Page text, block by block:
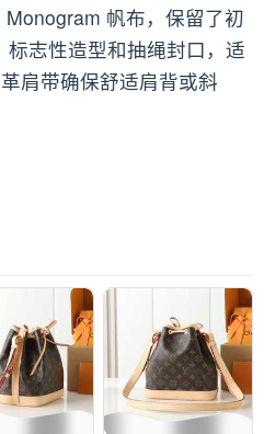
帆布，保留了初
志性造型和抽绳封口，适
肩带确保舒适肩背或斜